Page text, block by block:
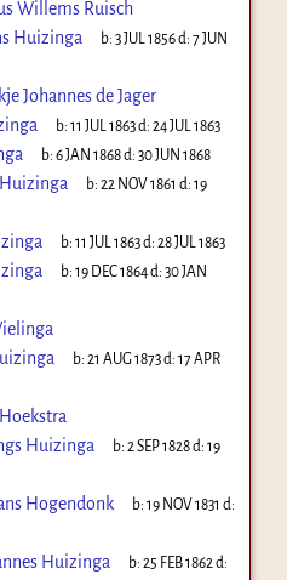
Willems Ruisch
Huizinga b:3 JUL 1856d:7 JUN
Johannes de Jager
b:11 JUL 1863d:24 JUL 1863
b:6 JAN 1868d:30 JUN 1868
b:22 NOV 1861 d:19
b:11 JUL 1863d:28 JUL 1863
b:19 DEC 1864d:30 JAN
b:21 AUG 1873d:17 APR
Huizinga b:2 SEP 1828d:19
Hogendonk b:19 NOV 1831 d:
Huizinga b:25 FEB 1862 d: